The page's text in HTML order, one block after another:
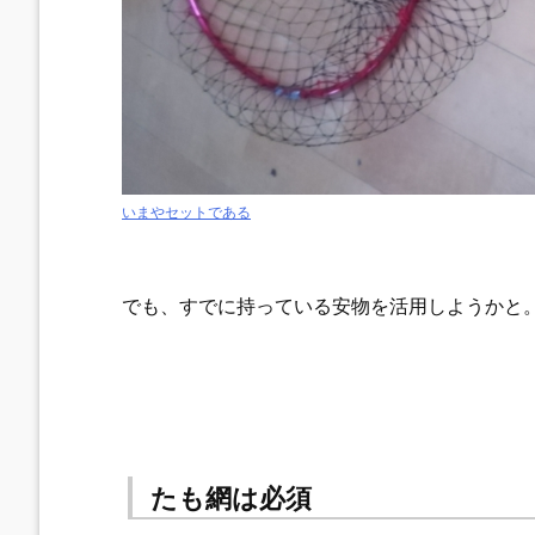
いまやセットである
でも、すでに持っている安物を活用しようかと
たも網は必須